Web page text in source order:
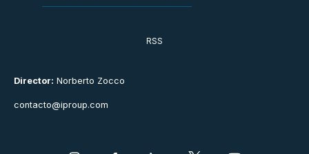
Director: Norberto Zocco
contacto@iproup.com
RSS